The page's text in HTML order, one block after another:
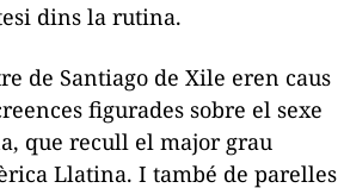
dins la rutina.
de Santiago de Xile eren caus
figurades sobre el sexe
que recull el major grau
Llatina. I també de parelles